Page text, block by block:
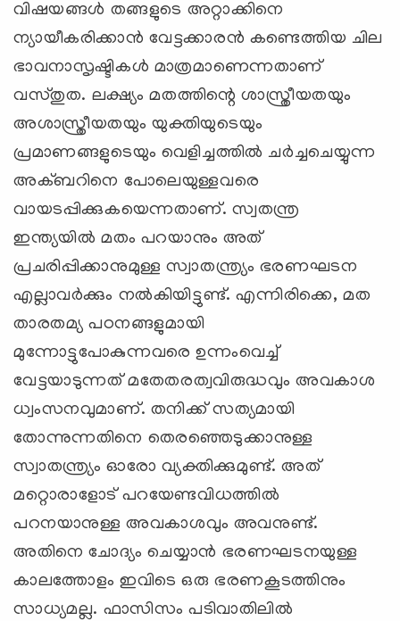
വിഷയങ്ങള്‍ തങ്ങളുടെ അറ്റാക്കിനെ
ന്യായീകരിക്കാന്‍ വേട്ടക്കാരന്‍ കണ്ടെത്തിയ ചില
ഭാവനാസൃഷ്ടികള്‍ മാത്രമാണെന്നതാണ്
വസ്തുത. ലക്ഷ്യം മതത്തിന്റെ ശാസ്ത്രീയതയും
അശാസ്ത്രീയതയും യുക്തിയുടെയും
പ്രമാണങ്ങളുടെയും വെളിച്ചത്തില്‍ ചര്‍ച്ചചെയ്യുന്ന
അക്ബറിനെ പോലെയുള്ളവരെ
വായടപ്പിക്കുകയെന്നതാണ്. സ്വതന്ത്ര
ഇന്ത്യയില്‍ മതം പറയാനും അത്
പ്രചരിപ്പിക്കാനുമുള്ള സ്വാതന്ത്ര്യം ഭരണഘടന
എല്ലാവര്‍ക്കും നല്‍കിയിട്ടുണ്ട്. എന്നിരിക്കെ, മത
താരതമ്യ പഠനങ്ങളുമായി
മുന്നോട്ടുപോകുന്നവരെ ഉന്നംവെച്ച്
വേട്ടയാടുന്നത് മതേതരത്വവിരുദ്ധവും അവകാശ
ധ്വംസനവുമാണ്. തനിക്ക് സത്യമായി
തോന്നുന്നതിനെ തെരഞ്ഞെടുക്കാനുള്ള
സ്വാതന്ത്ര്യം ഓരോ വ്യക്തിക്കുമുണ്ട്. അത്
മറ്റൊരാളോട് പറയേണ്ടവിധത്തില്‍
പറനയാനുള്ള അവകാശവും അവനുണ്ട്.
അതിനെ ചോദ്യം ചെയ്യാന്‍ ഭരണഘടനയുള്ള
കാലത്തോളം ഇവിടെ ഒരു ഭരണകൂടത്തിനും
സാധ്യമല്ല. ഫാസിസം പടിവാതിലില്‍